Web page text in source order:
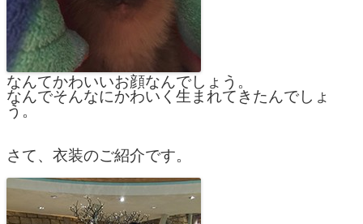
なんてかわいいお顔なんでしょう。
なんでそんなにかわいく生まれてきたんでしょ
う。
さて、衣装のご紹介です。